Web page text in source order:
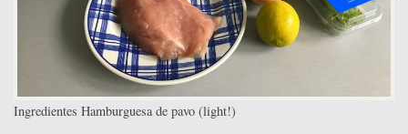
Ingredientes Hamburguesa de pavo (light!)